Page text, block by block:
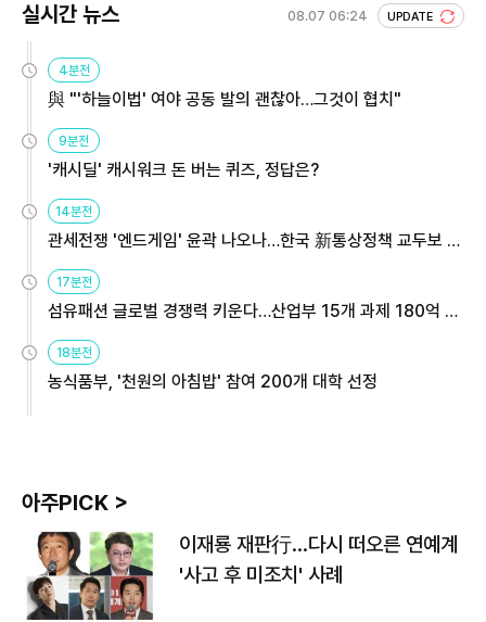
실시간 뉴스 08.07 06:24 UPDATE
4분전
與 "'하늘이법' 여야 공동 발의 괜찮아…그것이 협치"
9분전
'캐시딜' 캐시워크 돈 버는 퀴즈, 정답은?
14분전
관세전쟁 '엔드게임' 윤곽 나오나…한국 新통상정책 교두보 활
용해야
17분전
섬유패션 글로벌 경쟁력 키운다…산업부 15개 과제 180억 지
원
18분전
농식품부, '천원의 아침밥' 참여 200개 대학 선정
아주PICK >
이재룡 재판行…다시 떠오른 연예계
'사고 후 미조치' 사례